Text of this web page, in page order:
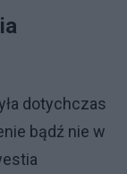
dotychczas
bądź nie w